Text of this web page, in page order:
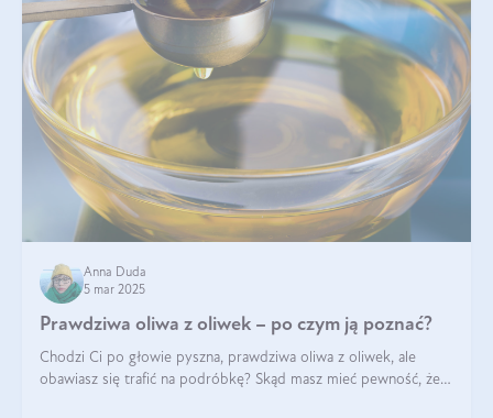
Anna Duda
5 mar 2025
Prawdziwa oliwa z oliwek – po czym ją poznać?
Chodzi Ci po głowie pyszna, prawdziwa oliwa z oliwek, ale
obawiasz się trafić na podróbkę? Skąd masz mieć pewność, że